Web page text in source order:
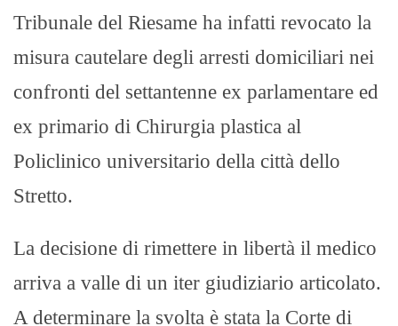
Tribunale del Riesame ha infatti revocato la
misura cautelare degli arresti domiciliari nei
confronti del settantenne ex parlamentare ed
ex primario di Chirurgia plastica al
Policlinico universitario della città dello
Stretto.
La decisione di rimettere in libertà il medico
arriva a valle di un iter giudiziario articolato.
A determinare la svolta è stata la Corte di